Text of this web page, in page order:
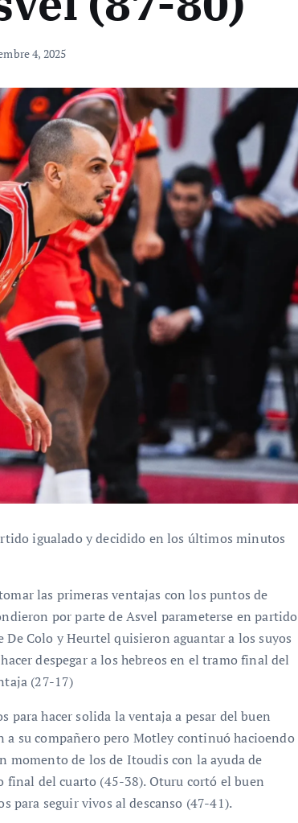
4, 2025
igualado y decidido en los últimos minutos
las primeras ventajas con los puntos de
por parte de Asvel parameterse en partido
Colo y Heurtel quisieron aguantar a los suyos
despegar a los hebreos en el tramo final del
(27-17)
para hacer solida la ventaja a pesar del buen
a su compañero pero Motley continuó hacioendo
momento de los de Itoudis con la ayuda de
final del cuarto (45-38). Oturu cortó el buen
para seguir vivos al descanso (47-41).